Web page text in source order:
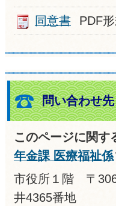
同意書 PDF
問い合わせ先
このページに関す
年金課 医療福祉係
市役所１階 〒
井4365番地